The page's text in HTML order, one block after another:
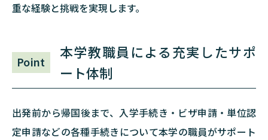
重な経験と挑戦を実現します。
Point
本学教職員による充実したサポ
ート体制
出発前から帰国後まで、入学手続き・ビザ申請・単位認
定申請などの各種手続きについて本学の職員がサポート